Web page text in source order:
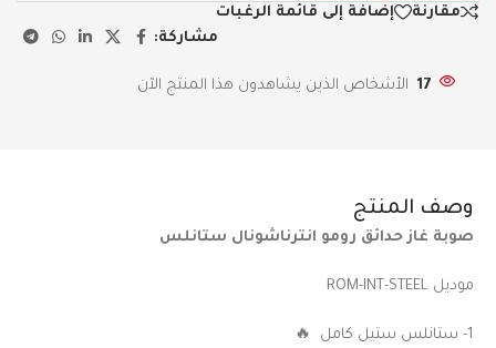
مقارنة
إضافة إلى قائمة الرغبات
مشاركة:
17 الأشخاص الذين يشاهدون هذا المنتج الآن
وصف المنتج
صوبة غاز حدائق رومو انترناشونال ستانلس
موديل ROM-INT-STEEL
1- ستانلس ستيل كامل 🔥